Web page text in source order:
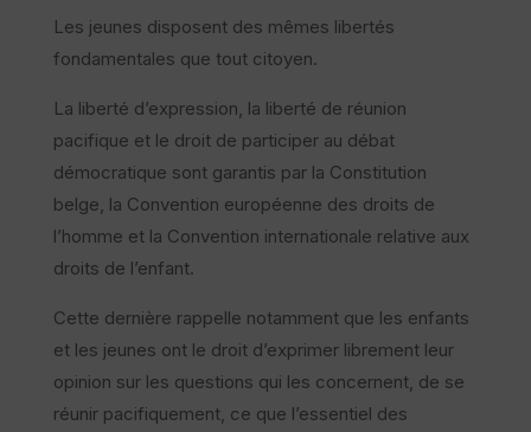
Les jeunes disposent des mêmes libertés
fondamentales que tout citoyen.
La liberté d’expression, la liberté de réunion
pacifique et le droit de participer au débat
démocratique sont garantis par la Constitution
belge, la Convention européenne des droits de
l’homme et la Convention internationale relative aux
droits de l’enfant.
Cette dernière rappelle notamment que les enfants
et les jeunes ont le droit d’exprimer librement leur
opinion sur les questions qui les concernent, de se
réunir pacifiquement, ce que l’essentiel des